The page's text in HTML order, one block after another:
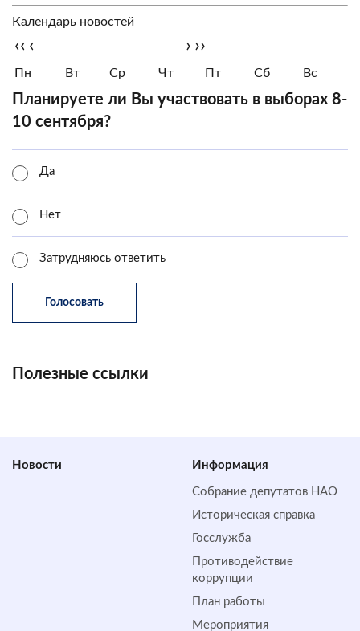
Календарь новостей
‹‹ ‹ › ››
Пн Вт Ср Чт Пт Сб Вс
Планируете ли Вы участвовать в выборах 8-
10 сентября?
Да
Нет
Затрудняюсь ответить
Полезные ссылки
Новости Информация
Собрание депутатов НАО
Историческая справка
Госслужба
Противодействие
коррупции
План работы
Мероприятия